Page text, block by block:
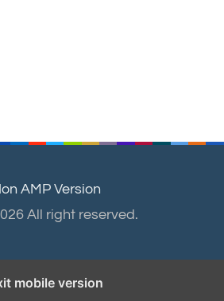
AMP Version
All right reserved.
mobile version